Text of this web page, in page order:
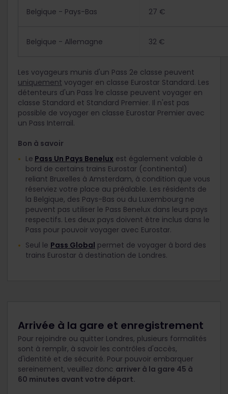
Belgique - Pays-Bas 27 €
Belgique - Allemagne 32 €
Les voyageurs munis d'un Pass 2e classe peuvent
uniquement voyager en classe Eurostar Standard. Les
détenteurs d'un Pass 1re classe peuvent voyager en
classe Standard et Standard Premier. Il n'est pas
possible de voyager en classe Eurostar Premier avec
un Pass Interrail.
Bon à savoir
Le Pass Un Pays Benelux est également valable à
bord de certains trains Eurostar (continental)
reliant Bruxelles à Amsterdam, à condition que vous
réserviez votre place au préalable. Les résidents de
la Belgique, des Pays-Bas ou du Luxembourg ne
peuvent pas utiliser le Pass Benelux dans leurs pays
respectifs. Les deux pays doivent être inclus dans le
Pass pour pouvoir voyager avec Eurostar.
Seul le Pass Global permet de voyager à bord des
trains Eurostar à destination de Londres.
Arrivée à la gare et enregistrement
Pour rejoindre ou quitter Londres, plusieurs formalités
sont à remplir, à savoir les contrôles d'accès,
d'identité et de sécurité. Pour pouvoir embarquer
sereinement, veuillez donc arriver à la gare 45 à
60 minutes avant votre départ.